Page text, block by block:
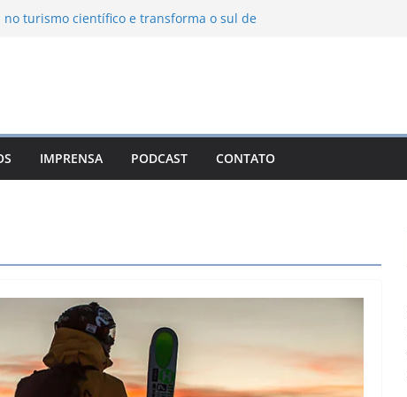
turismo científico e transforma o sul de
Campos do Jordão
León: o Pueblo Mágico com ruas
e turismo à beira da represa
IMPRENSA PODCAST CONTATO